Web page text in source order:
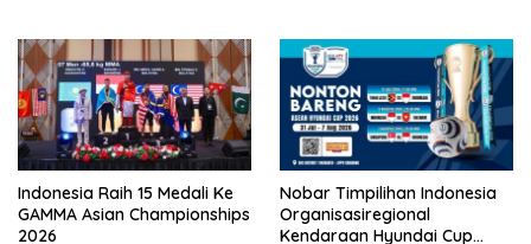
Indonesia Raih 15 Medali Ke
GAMMA Asian Championships
2026
Nobar Timpilihan Indonesia
Organisasiregional
Kendaraan Hyundai Cup